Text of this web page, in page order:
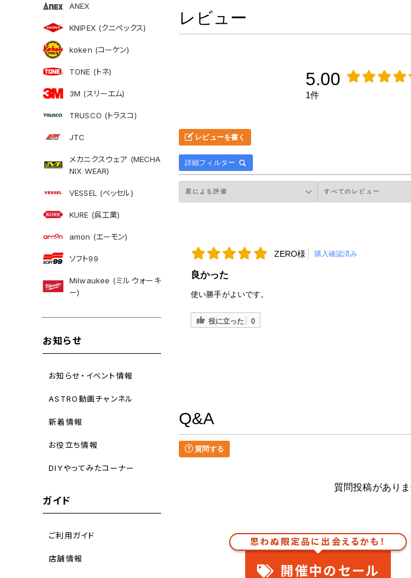
ANEX
KNIPEX (クニペックス)
koken (コーケン)
TONE (トネ)
3M (スリーエム)
TRUSCO (トラスコ)
JTC
メカニクスウェア (MECHA
NIX WEAR)
VESSEL (ベッセル)
KURE (呉工業)
amon (エーモン)
ソフト99
Milwaukee (ミルウォーキ
ー)
お知らせ
お知らせ・イベント情報
ASTRO動画チャンネル
新着情報
お役立ち情報
DIYやってみたコーナー
ガイド
ご利用ガイド
店舗情報
レビュー
5.00
1件
レビューを書く
詳細フィルター
ZERO様 購入確認済み
良かった
使い勝手がよいです。
役に立った 0
Q&A
質問する
質問投稿があり
思わぬ限定品に出会えるかも！
開催中のセール